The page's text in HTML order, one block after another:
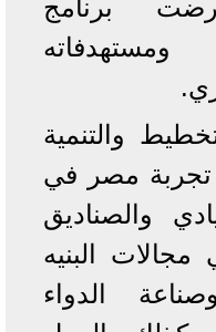
برنامج
ومستهدفاته
والتنمية
تجربة مصر في
والصناديق
مجالات البنيه
الدواء